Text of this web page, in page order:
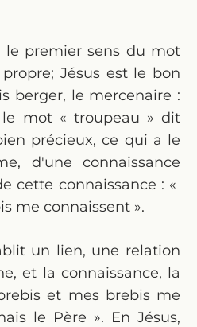
le premier sens du mot
Jésus est le bon
berger, le mercenaire :
mot « troupeau » dit
précieux, ce qui a le
d'une connaissance
cette connaissance : «
me connaissent ».
un lien, une relation
et la connaissance, la
et mes brebis me
le Père ». En Jésus,